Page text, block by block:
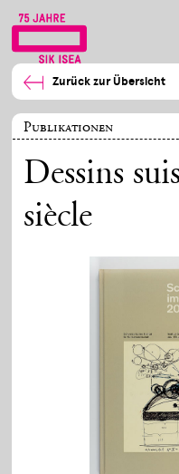
Zurück zur Übersicht
Publikationen
Dessins
siècle